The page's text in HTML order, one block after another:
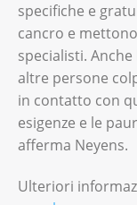
specifiche e
cancro e
specialisti.
altre persone
in contatto con
esigenze e le
afferma Neyens.
Ulteriori